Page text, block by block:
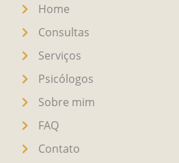
Home
Consultas
Serviços
Psicólogos
Sobre mim
FAQ
Contato